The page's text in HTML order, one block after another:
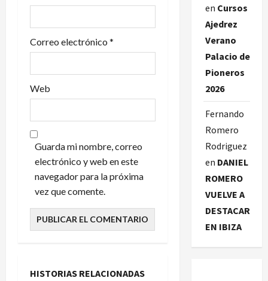
d
s
Correo electrónico *
Web
Guarda mi nombre, correo
electrónico y web en este
navegador para la próxima
vez que comente.
HISTORIAS RELACIONADAS
en Cursos
Ajedrez
Verano
Palacio de
Pioneros
2026
Fernando
Romero
Rodriguez
en DANIEL
ROMERO
VUELVE A
DESTACAR
EN IBIZA